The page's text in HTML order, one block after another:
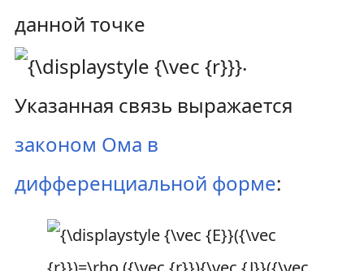
данной точке
.
Указанная связь выражается
законом Ома в
дифференциальной форме: